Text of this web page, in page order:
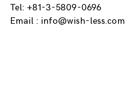
Tel: +81-3-5809-0696
Email : info@wish-less.com